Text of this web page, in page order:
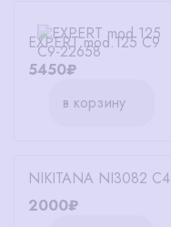
EXPERT mod.125 C9
5450₽
в корзину
NIKITANA NI3082 C4
2000₽